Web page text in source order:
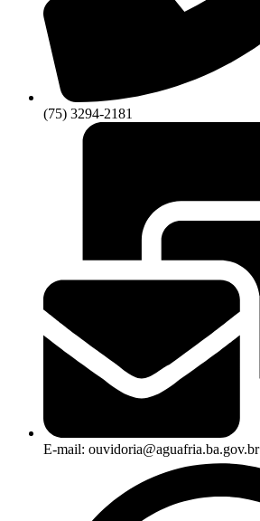
(75) 3294-2181
E-mail: ouvidoria@aguafria.ba.gov.br